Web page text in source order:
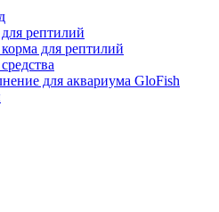
рептилий
для рептилий
для аквариума GloFish